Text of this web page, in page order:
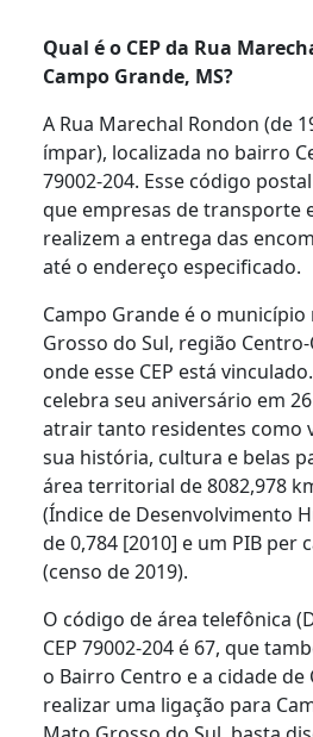
Qual é o CEP da Rua
Campo Grande, MS?
A Rua Marechal Rondon (de
ímpar), localizada no bairro
79002-204. Esse código
que empresas de transporte
realizem a entrega das
até o endereço especificado.
Campo Grande é o
Grosso do Sul, região
onde esse CEP está
celebra seu aniversário em
atrair tanto residentes como
sua história, cultura e belas
área territorial de 8082,978
(Índice de Desenvolvimento
de 0,784 [2010] e um PIB per
(censo de 2019).
O código de área telefônica
CEP 79002-204 é 67, que
o Bairro Centro e a cidade de
realizar uma ligação para